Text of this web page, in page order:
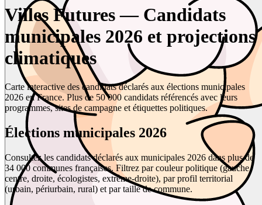
Villes Futures — Candidats
municipales 2026 et projections
climatiques
Carte interactive des candidats déclarés aux élections municipales
2026 en France. Plus de 50 000 candidats référencés avec leurs
programmes, sites de campagne et étiquettes politiques.
Élections municipales 2026
Consultez les candidats déclarés aux municipales 2026 dans plus de
34 000 communes françaises. Filtrez par couleur politique (gauche,
centre, droite, écologistes, extrême-droite), par profil territorial
(urbain, périurbain, rural) et par taille de commune.